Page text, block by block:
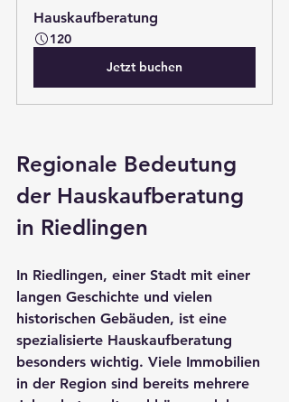
Hauskaufberatung
120
Jetzt buchen
Regionale Bedeutung
der Hauskaufberatung
in Riedlingen
In Riedlingen, einer Stadt mit einer
langen Geschichte und vielen
historischen Gebäuden, ist eine
spezialisierte Hauskaufberatung
besonders wichtig. Viele Immobilien
in der Region sind bereits mehrere